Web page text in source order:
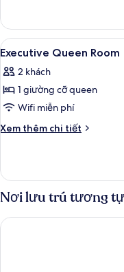
Queen
Room
Xem
tất
cả
ảnh
Executive
Queen
6
Executive Queen Room
2 khách
1 giường cỡ queen
Wifi miễn phí
Xem thêm chi tiết
Chi
Executive
Queen
Room
Nơi lưu trú tương tự
Hilton Garden Inn